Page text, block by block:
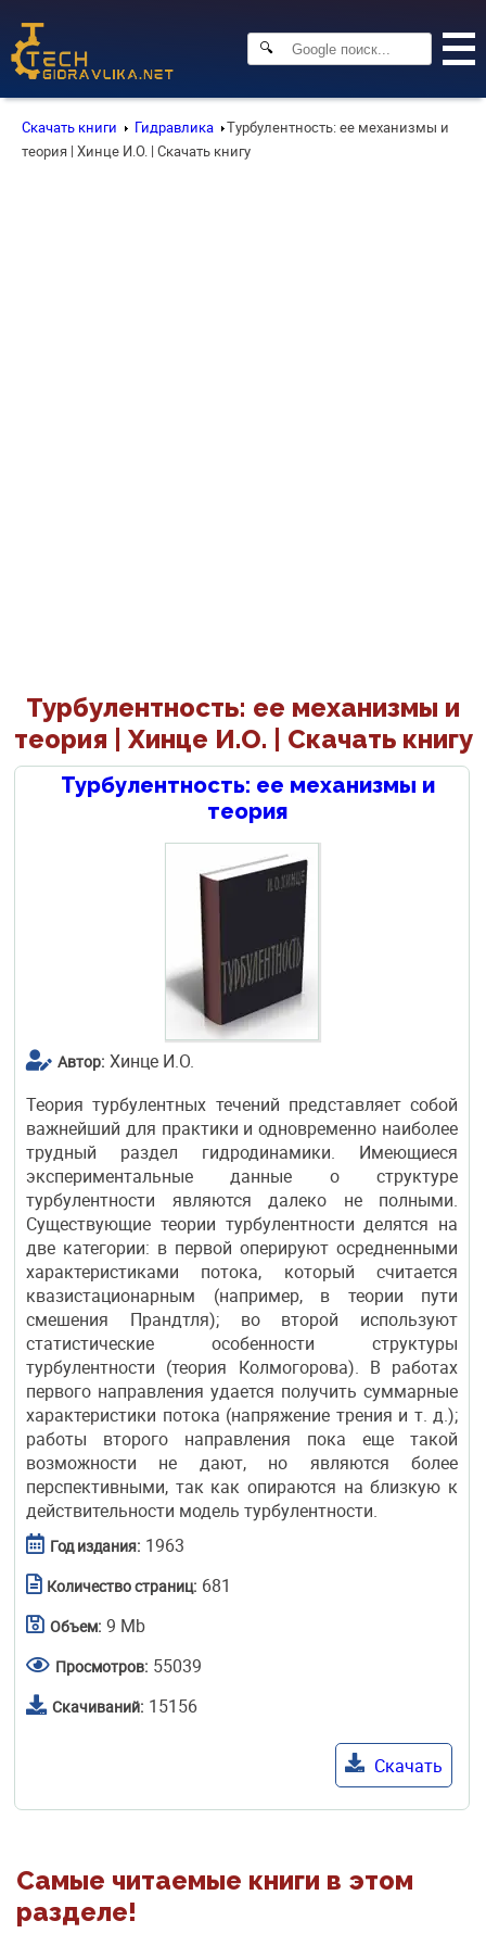
🔍
Скачать книги Гидравлика
Турбулентность: ее механизмы и
теория | Хинце И.О. | Скачать книгу
Турбулентность: ее механизмы и
теория | Хинце И.О. | Скачать книгу
Турбулентность: ее механизмы и
теория
Автор: Хинце И.О.
Теория турбулентных течений представляет собой
важнейший для практики и одновременно наиболее
трудный раздел гидродинамики. Имеющиеся
экспериментальные данные о структуре
турбулентности являются далеко не полными.
Существующие теории турбулентности делятся на
две категории: в первой оперируют осредненными
характеристиками потока, который считается
квазистационарным (например, в теории пути
смешения Прандтля); во второй используют
статистические особенности структуры
турбулентности (теория Колмогорова). В работах
первого направления удается получить суммарные
характеристики потока (напряжение трения и т. д.);
работы второго направления пока еще такой
возможности не дают, но являются более
перспективными, так как опираются на близкую к
действительности модель турбулентности.
Год издания: 1963
Количество страниц: 681
Объем: 9 Mb
Просмотров: 55039
Скачиваний: 15156
Скачать
Самые читаемые книги в этом
разделе!